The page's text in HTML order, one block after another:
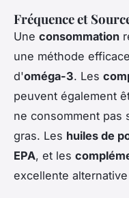
Fréquence et
Une consommation
une méthode
d'oméga-3. Les
peuvent également
ne consomment pas
gras. Les huiles de
EPA, et les
excellente